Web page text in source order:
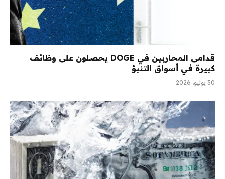
قدامى المحاربين في DOGE يحصلون على وظائف
كبيرة في أسواق التنبؤ
30 يوليو، 2026